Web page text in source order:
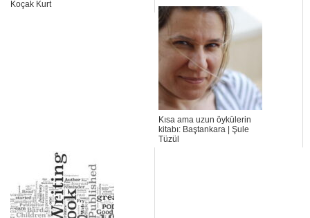
Koçak Kurt
Kısa ama uzun öykülerin
kitabı: Baştankara | Şule
Tüzül